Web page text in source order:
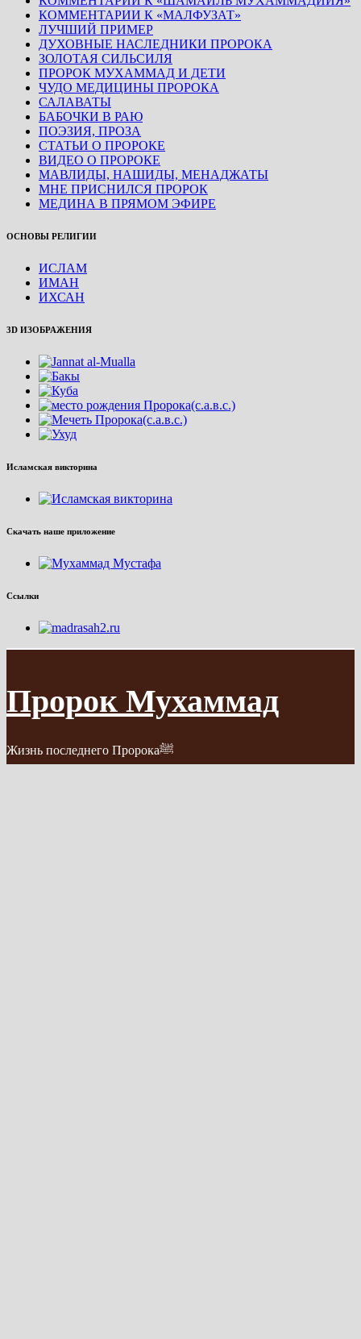
КОММЕНТАРИИ К «МАЛФУЗАТ»
ЛУЧШИЙ ПРИМЕР
ДУХОВНЫЕ НАСЛЕДНИКИ ПРОРОКА
ЗОЛОТАЯ СИЛЬСИЛЯ
ПРОРОК МУХАММАД И ДЕТИ
ЧУДО МЕДИЦИНЫ ПРОРОКА
САЛАВАТЫ
БАБОЧКИ В РАЮ
ПОЭЗИЯ, ПРОЗА
СТАТЬИ О ПРОРОКЕ
ВИДЕО О ПРОРОКЕ
МАВЛИДЫ, НАШИДЫ, МЕНАДЖАТЫ
МНЕ ПРИСНИЛСЯ ПРОРОК
МЕДИНА В ПРЯМОМ ЭФИРЕ
ОСНОВЫ РЕЛИГИИ
ИСЛАМ
ИМАН
ИХСАН
3D ИЗОБРАЖЕНИЯ
Исламская викторина
Скачать наше приложение
Ссылки
Пророк Мухаммад
Жизнь последнего Пророкаﷺ